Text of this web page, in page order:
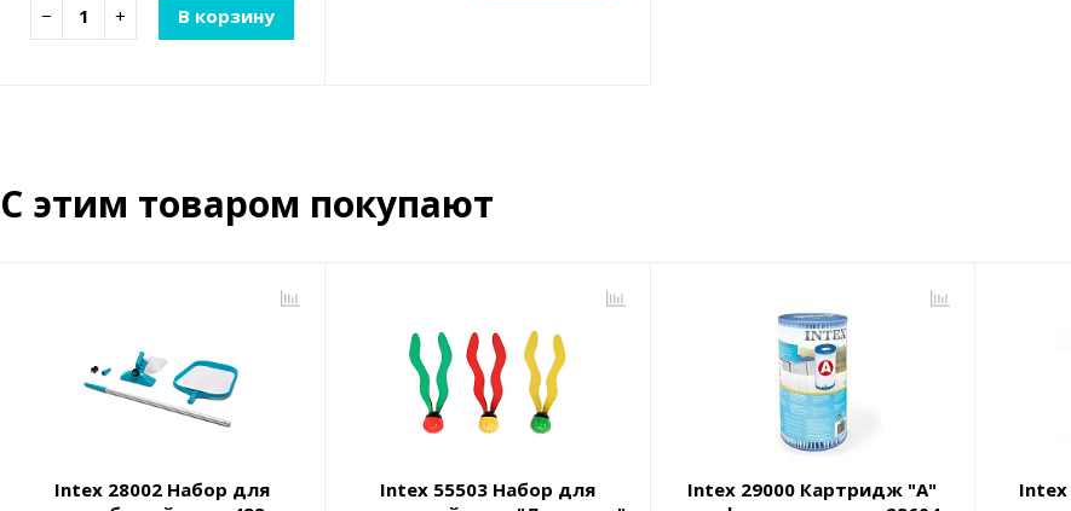
− + В корзину
С этим товаром покупают
Intex 28002 Набор для
Intex 55503 Набор для
Intex 29000 Картридж "А"
Intex